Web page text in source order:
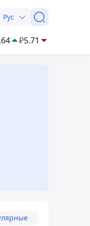
Рус
₽5.71